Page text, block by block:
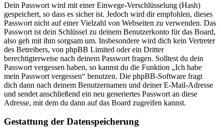
Dein Passwort wird mit einer Einwege-Verschlüsselung (Hash)
gespeichert, so dass es sicher ist. Jedoch wird dir empfohlen, dieses
Passwort nicht auf einer Vielzahl von Webseiten zu verwenden. Das
Passwort ist dein Schlüssel zu deinem Benutzerkonto für das Board,
also geh mit ihm sorgsam um. Insbesondere wird dich kein Vertreter
des Betreibers, von phpBB Limited oder ein Dritter
berechtigterweise nach deinem Passwort fragen. Solltest du dein
Passwort vergessen haben, so kannst du die Funktion „Ich habe
mein Passwort vergessen“ benutzen. Die phpBB-Software fragt
dich dann nach deinem Benutzernamen und deiner E-Mail-Adresse
und sendet anschließend ein neu generiertes Passwort an diese
Adresse, mit dem du dann auf das Board zugreifen kannst.
Gestattung der Datenspeicherung